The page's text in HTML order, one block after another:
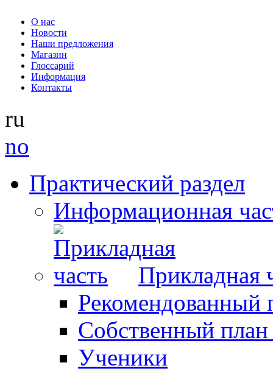
О нас
Новости
Наши предложения
Магазин
Глоссарий
Информация
Контакты
ru
no
Практический раздел
Информационная
Прикладная
Рекомендованный
Собственный
Ученики